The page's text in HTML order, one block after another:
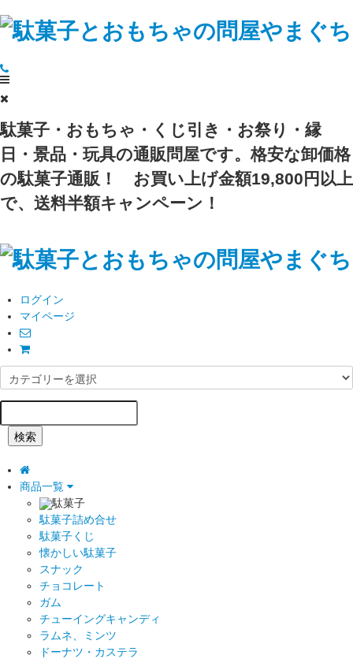
駄菓子・おもちゃ・くじ引き・お祭り・縁
日・景品・玩具の通販問屋です。格安な卸価格
の駄菓子通販！
お買い上げ金額19,800円以上
で、送料半額キャンペーン！
ログイン
マイページ
検索
商品一覧
駄菓子
駄菓子詰め合せ
駄菓子くじ
懐かしい駄菓子
スナック
チョコレート
ガム
チューイングキャンディ
ラムネ、ミンツ
ドーナツ・カステラ